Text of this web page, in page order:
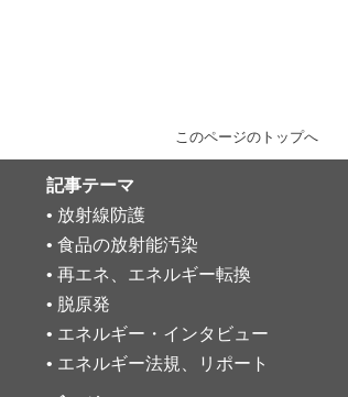
このページのトップへ